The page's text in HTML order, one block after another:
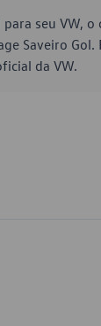
seu VW,
Saveiro Gol.
da VW.